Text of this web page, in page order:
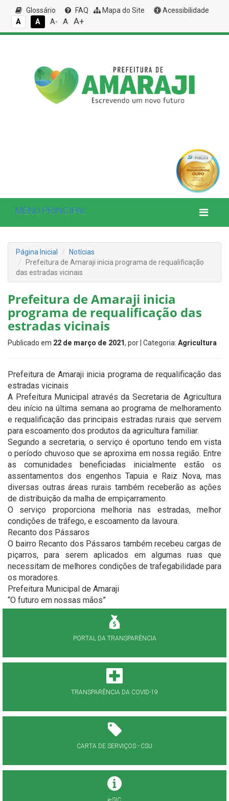
Glossário FAQ Mapa do Site
Acessibilidade
A
A A- A A+
MENU PRINCIPAL
Página Inicial
Notícias
Prefeitura de Amaraji inicia programa de requalificação
das estradas vicinais
Prefeitura de Amaraji inicia
programa de requalificação das
estradas vicinais
Publicado em 22 de março de 2021, por | Categoria: Agricultura
Prefeitura de Amaraji inicia programa de requalificação das
estradas vicinais
A Prefeitura Municipal através da Secretaria de Agricultura
deu início na última semana ao programa de melhoramento
e requalificação das principais estradas rurais que servem
para escoamento dos produtos da agricultura familiar.
Segundo a secretaria, o serviço é oportuno tendo em vista
o período chuvoso que se aproxima em nossa região. Entre
as comunidades beneficiadas inicialmente estão os
assentamentos dos engenhos Tapuia e Raiz Nova, mas
diversas outras áreas rurais também receberão as ações
de distribuição da malha de empiçarramento.
O serviço proporciona melhoria nas estradas, melhor
condições de tráfego, e escoamento da lavoura.
Recanto dos Pássaros
O bairro Recanto dos Pássaros também recebeu cargas de
piçarros, para serem aplicados em algumas ruas que
necessitam de melhores condições de trafegabilidade para
os moradores.
Prefeitura Municipal de Amaraji
“O futuro em nossas mãos”
PORTAL DA TRANSPARÊNCIA
TRANSPARÊNCIA DA COVID-19
CARTA DE SERVIÇOS - CSU